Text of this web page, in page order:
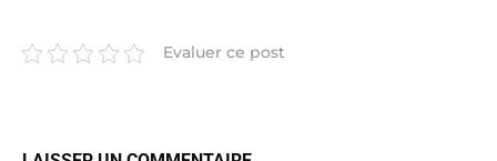
Evaluer ce post